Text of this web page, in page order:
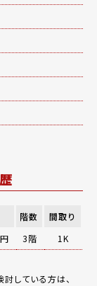
階数
間取り
3階 1K
している方は、